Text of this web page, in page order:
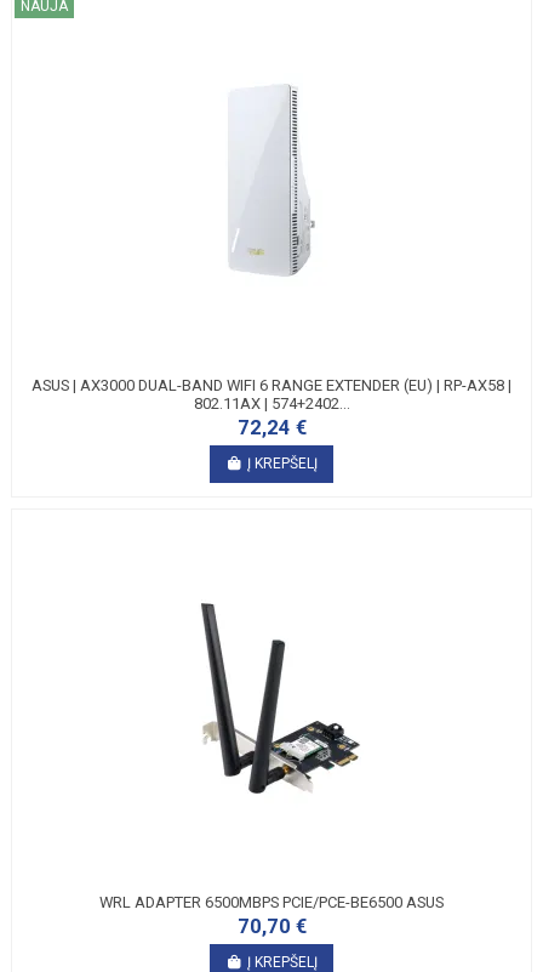
NAUJA
ASUS | AX3000 DUAL-BAND WIFI 6 RANGE EXTENDER (EU) | RP-AX58 |
802.11AX | 574+2402...
72,24 €
Į KREPŠELĮ
WRL ADAPTER 6500MBPS PCIE/PCE-BE6500 ASUS
70,70 €
Į KREPŠELĮ